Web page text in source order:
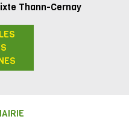
Thann-Cernay